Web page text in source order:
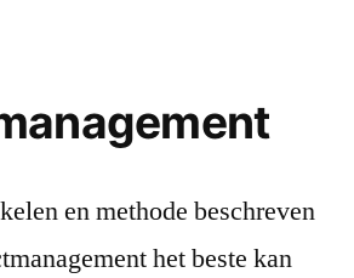
en methode beschreven
het beste kan